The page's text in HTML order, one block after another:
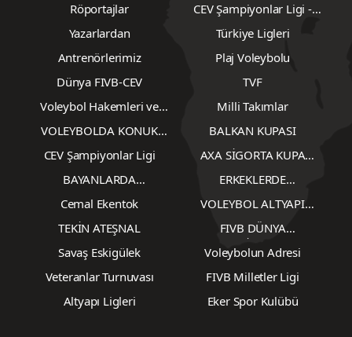
Röportajlar
CEV Şampiyonlar Ligi -
Erkekler
Yazarlardan
Türkiye Ligleri
Antrenörlerimiz
Plaj Voleybolu
Dünya FIVB-CEV
TVF
Voleybol Hakemleri ve
Milli Takımlar
VOLEYBOLDA KONUK
YAZARLAR
BALKAN KUPASI
CEV Şampiyonlar Ligi
AXA SİGORTA KUPA
BAYANLARDA
TRANSFERLER
ERKEKLERDE
Cemal Ekentok
VOLEYBOL ALTYAPI
KARŞILAŞMALARI
TEKİN ATEŞNAL
FIVB DÜNYA
ŞAMPİYONASI
Savaş Eskigülek
Voleybolun Adresi
Veteranlar Turnuvası
FIVB Milletler Ligi
Altyapı Ligleri
Eker Spor Kulübü